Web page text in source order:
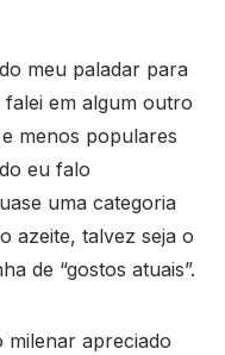
meu paladar para
em algum outro
menos populares
eu falo
uma categoria
azeite, talvez seja o
de “gostos atuais”.
milenar apreciado